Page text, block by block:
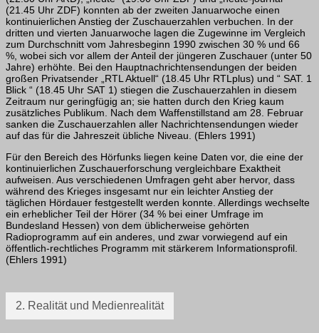
(21.45 Uhr ZDF) konnten ab der zweiten Januarwoche einen
kontinuierlichen Anstieg der Zuschauerzahlen verbuchen. In der
dritten und vierten Januarwoche lagen die Zugewinne im Vergleich
zum Durchschnitt vom Jahresbeginn 1990 zwischen 30 % und 66
%, wobei sich vor allem der Anteil der jüngeren Zuschauer (unter 50
Jahre) erhöhte. Bei den Hauptnachrichtensendungen der beiden
großen Privatsender „RTL Aktuell“ (18.45 Uhr RTLplus) und “ SAT. 1
Blick “ (18.45 Uhr SAT 1) stiegen die Zuschauerzahlen in diesem
Zeitraum nur geringfügig an; sie hatten durch den Krieg kaum
zusätzliches Publikum. Nach dem Waffenstillstand am 28. Februar
sanken die Zuschauerzahlen aller Nachrichten­sendungen wieder
auf das für die Jahreszeit übliche Niveau. (Ehlers 1991)
Für den Bereich des Hörfunks liegen keine Daten vor, die eine der
kontinuierlichen Zuschauerforschung vergleichbare Exaktheit
aufweisen. Aus verschiedenen Umfragen geht aber hervor, dass
während des Krieges insgesamt nur ein leichter Anstieg der
täglichen Hördauer festgestellt werden konnte. Allerdings wechselte
ein erhebli­cher Teil der Hörer (34 % bei einer Umfrage im
Bundesland Hessen) von dem übli­cherweise gehörten
Radioprogramm auf ein anderes, und zwar vorwiegend auf ein
öffentlich-rechtliches Programm mit stärkerem Informationsprofil.
(Ehlers 1991)
2. Realität und Medienrealität